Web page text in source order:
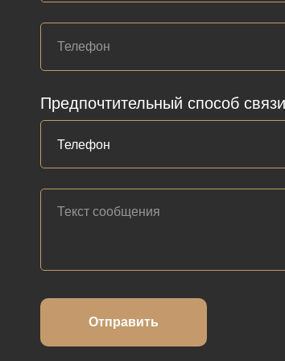
Предпочтительный способ связи
Отправить